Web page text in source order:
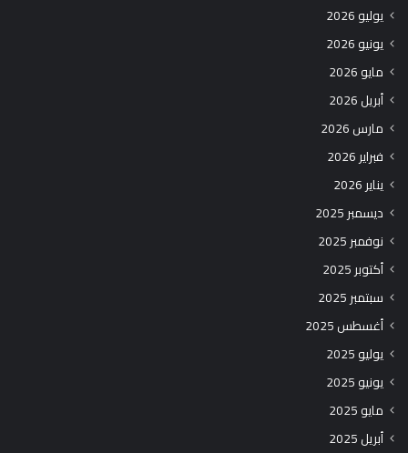
يوليو 2026
يونيو 2026
مايو 2026
أبريل 2026
مارس 2026
فبراير 2026
يناير 2026
ديسمبر 2025
نوفمبر 2025
أكتوبر 2025
سبتمبر 2025
أغسطس 2025
يوليو 2025
يونيو 2025
مايو 2025
أبريل 2025